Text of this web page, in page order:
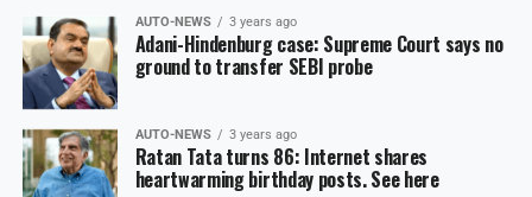
AUTO-NEWS 3 years ago
Adani-Hindenburg case: Supreme Court says no
ground to transfer SEBI probe
AUTO-NEWS 3 years ago
Ratan Tata turns 86: Internet shares
heartwarming birthday posts. See here